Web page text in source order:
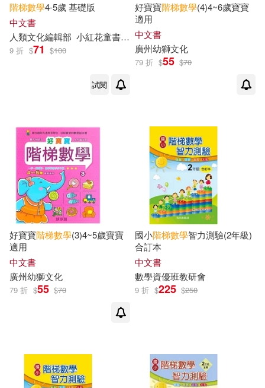
（澳）安妮塔·格林(1)
（美）加里·沙特朗，（美）阿爾伯
特·D.波利梅尼，（美）張蘋(1)
階梯數學4-5歲 基礎版
中文書
人類文化編輯部 小紅花童書工作室
9 折 $71 $100
試閱
好寶寶階梯數學(4)4~6歲寶寶
適用
中文書
廣州幼獅文化
79 折 $55 $70
好寶寶階梯數學(3)4~5歲寶寶
適用
中文書
廣州幼獅文化
79 折 $55 $70
國小階梯數學智力測驗(2年級)
合訂本
中文書
數學資優班教研會
9 折 $225 $250